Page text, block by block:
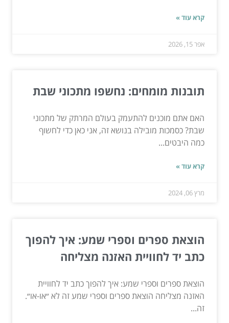
קרא עוד »
אפר 15, 2026
תובנות מומחים: נחשפו מתכוני שבת
האם אתם מוכנים להתעמק בעולם המרתק של מתכוני
שבת? כסמכות מובילה בנושא זה, אני כאן כדי לחשוף
כמה היבטים...
קרא עוד »
מרץ 06, 2024
הוצאת ספרים וספרי שמע: איך להפוך
כתב יד לחוויית האזנה מצליחה
הוצאת ספרים וספרי שמע: איך להפוך כתב יד לחוויית
האזנה מצליחה הוצאת ספרים וספרי שמע זה לא ״או-או״.
זה...